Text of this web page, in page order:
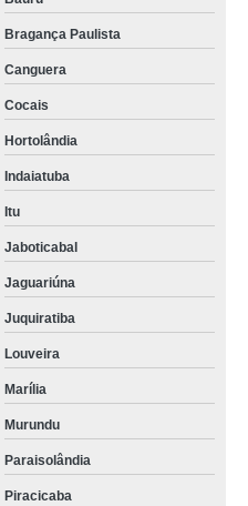
Bragança Paulista
Canguera
Cocais
Hortolândia
Indaiatuba
Itu
Jaboticabal
Jaguariúna
Juquiratiba
Louveira
Marília
Murundu
Paraisolândia
Piracicaba